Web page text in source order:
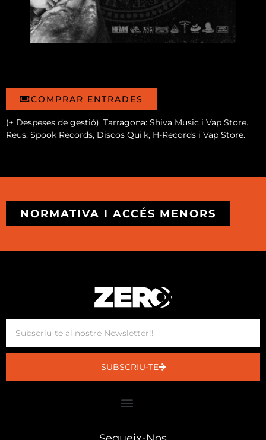
COMPRAR ENTRADES
(+ Despeses de gestió). Tarragona: Shiva Music i Vap Store.
Reus: Spook Records, Discos Qui'k, H-Records i Vap Store.
NORMATIVA I ACCÉS MENORS
SUBSCRIU-TE